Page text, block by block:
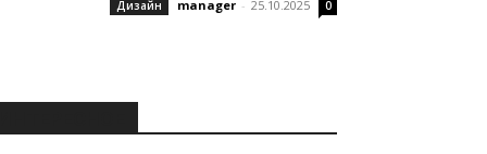
Дизайн manager - 25.10.2025 0